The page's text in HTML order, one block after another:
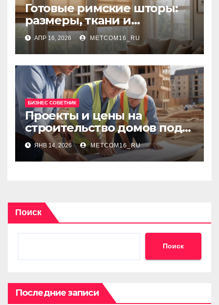
Готовые римские шторы:
размеры, ткани и
рекомендации по выбору
АПР 16, 2026 METCOM16_RU
БИЗНЕС СОВЕТНИК
Проекты и цены на
строительство домов под
ключ: сравнение решений
и ориентиры бюджета
ЯНВ 14, 2026 METCOM16_RU
Поиск
Поиск
Последние записи